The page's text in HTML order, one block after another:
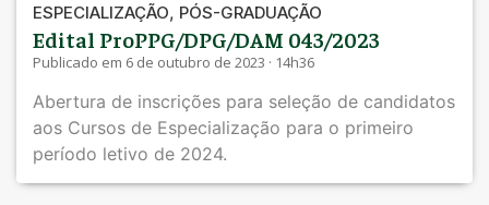
ESPECIALIZAÇÃO, PÓS-GRADUAÇÃO
Edital ProPPG/DPG/DAM 043/2023
Publicado em 6 de outubro de 2023 · 14h36
Abertura de inscrições para seleção de candidatos
aos Cursos de Especialização para o primeiro
período letivo de 2024.